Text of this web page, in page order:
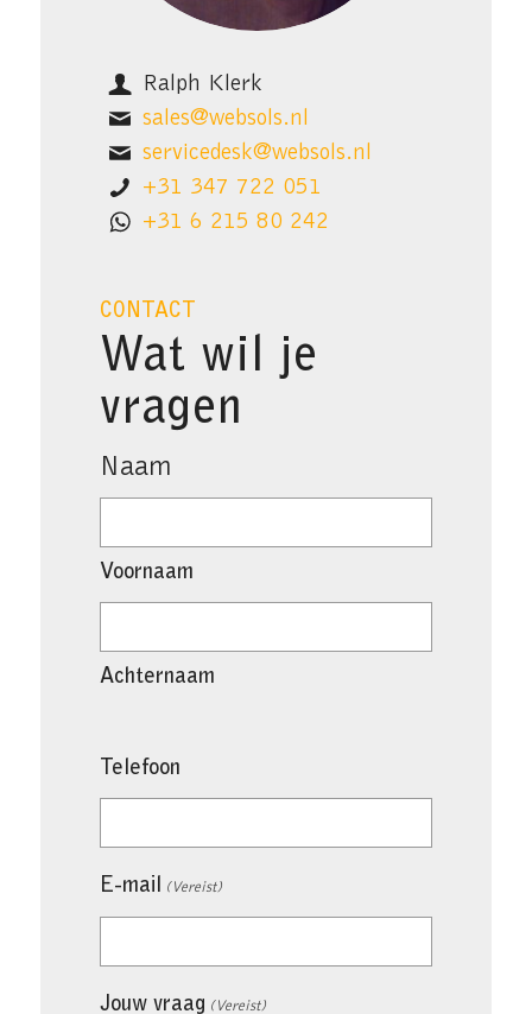
Ralph Klerk
sales@websols.nl
servicedesk@websols.nl
+31 347 722 051
+31 6 215 80 242
CONTACT
Wat wil je
vragen
Naam
Voornaam
Achternaam
Telefoon
E-mail (Vereist)
Jouw vraag (Vereist)